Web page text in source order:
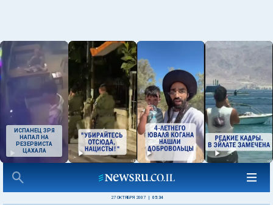
ИСПАНЕЦ ЗРЯ
НАПАЛ НА
РЕЗЕРВИСТА
ЦАХАЛА
27 ОКТЯБРЯ 2007 05:34